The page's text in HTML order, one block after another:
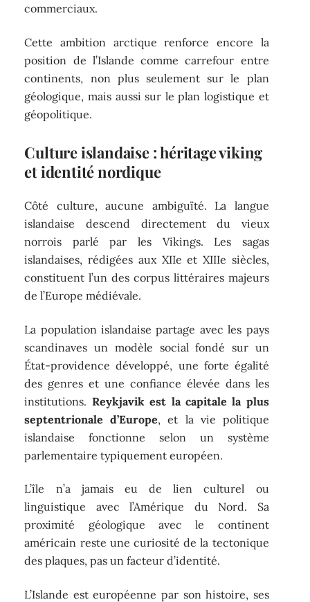
commerciaux.
Cette ambition arctique renforce encore la
position de l’Islande comme carrefour entre
continents, non plus seulement sur le plan
géologique, mais aussi sur le plan logistique et
géopolitique.
Culture islandaise : héritage viking
et identité nordique
Côté culture, aucune ambiguïté. La langue
islandaise descend directement du vieux
norrois parlé par les Vikings. Les sagas
islandaises, rédigées aux XIIe et XIIIe siècles,
constituent l’un des corpus littéraires majeurs
de l’Europe médiévale.
La population islandaise partage avec les pays
scandinaves un modèle social fondé sur un
État-providence développé, une forte égalité
des genres et une confiance élevée dans les
institutions. Reykjavik est la capitale la plus
septentrionale d’Europe, et la vie politique
islandaise fonctionne selon un système
parlementaire typiquement européen.
L’île n’a jamais eu de lien culturel ou
linguistique avec l’Amérique du Nord. Sa
proximité géologique avec le continent
américain reste une curiosité de la tectonique
des plaques, pas un facteur d’identité.
L’Islande est européenne par son histoire, ses